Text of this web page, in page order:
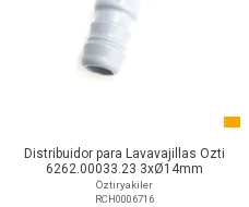
Distribuidor para Lavavajillas Ozti
6262.00033.23 3xØ14mm
Öztiryakiler
RCH0006716